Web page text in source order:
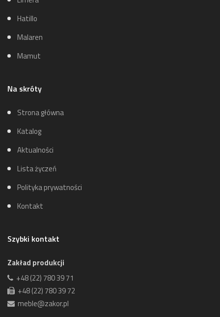
Hatillo
Malaren
Mamut
Na skróty
Strona główna
Katalog
Aktualności
Lista życzeń
Polityka prywatności
Kontakt
Szybki kontakt
Zakład produkcji
+48 (22) 780 39 71
+48 (22) 780 39 72
meble@zakor.pl